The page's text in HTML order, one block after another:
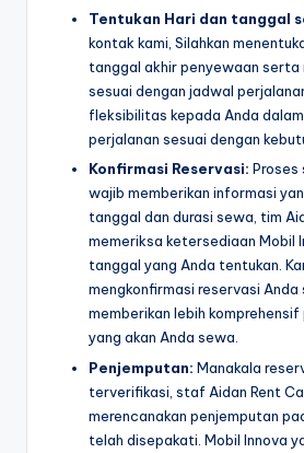
Tentukan Hari dan tanggal
kontak kami, Silahkan
tanggal akhir penyewaan serta
sesuai dengan jadwal
fleksibilitas kepada Anda
perjalanan sesuai dengan
Konfirmasi Reservasi: Proses
wajib memberikan informasi
tanggal dan durasi sewa, tim
memeriksa ketersediaan Mobil
tanggal yang Anda tentukan.
mengkonfirmasi reservasi Anda
memberikan lebih
yang akan Anda sewa.
Penjemputan: Manakala
terverifikasi, staf Aidan Rent
merencanakan penjemputan
telah disepakati. Mobil Innova